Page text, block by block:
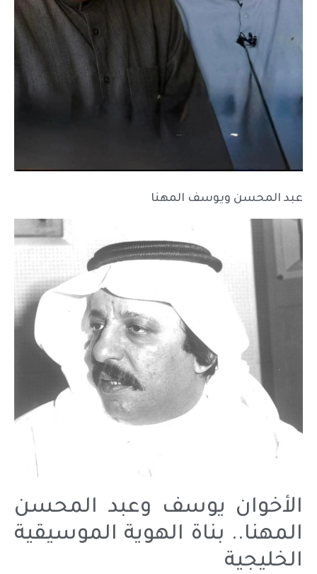
عبد المحسن ويوسف المهنا
الأخوان يوسف وعبد المحسن
المهنا.. بناة الهوية الموسيقية
الخليجية